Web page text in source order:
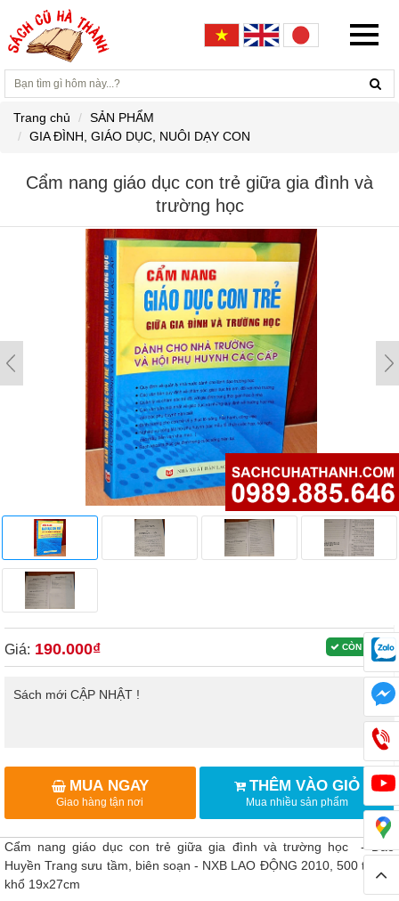
Trang chủ
SẢN PHẨM
GIA ĐÌNH, GIÁO DỤC, NUÔI DẠY CON
Cẩm nang giáo dục con trẻ giữa gia đình và
trường học
CÒN HÀNG
Giá: 190.000₫
Sách mới CẬP NHẬT !
MUA NGAY
Giao hàng tận nơi
THÊM VÀO GIỎ
Mua nhiều sản phẩm
Cẩm nang giáo dục con trẻ giữa gia đình và trường học - Đào
Huyền Trang sưu tầm, biên soạn - NXB LAO ĐỘNG 2010, 500 trang,
khổ 19x27cm